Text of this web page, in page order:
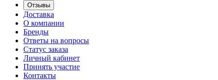
Отзывы
Доставка
О компании
Бренды
Ответы на вопросы
Статус заказа
Личный кабинет
Принять участие
Контакты